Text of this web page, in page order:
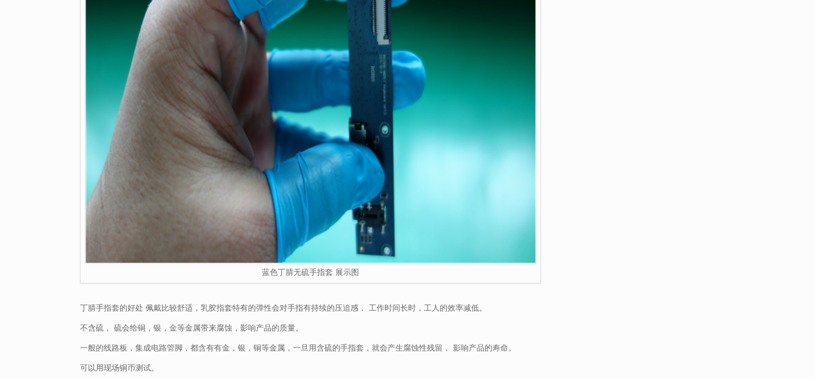
蓝色丁腈无硫手指套 展示图
丁腈手指套的好处 佩戴比较舒适，乳胶指套特有的弹性会对手指有持续的压迫感， 工作时间长时，工人的效率减低。
不含硫， 硫会给铜，银，金等金属带来腐蚀，影响产品的质量。
一般的线路板，集成电路管脚，都含有有金，银，铜等金属，一旦用含硫的手指套，就会产生腐蚀性残留， 影响产品的寿命。
可以用现场铜币测试。